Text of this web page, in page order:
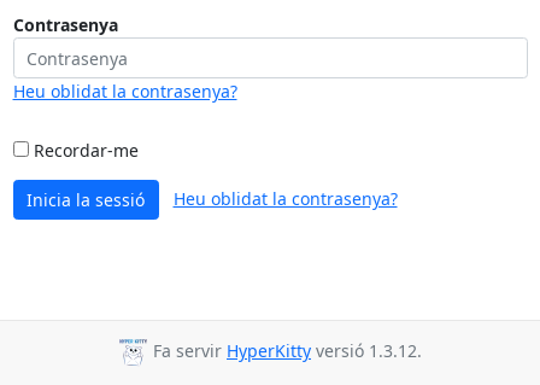
Contrasenya
Heu oblidat la contrasenya?
Recordar-me
Inicia la sessió Heu oblidat la contrasenya?
Fa servir HyperKitty versió 1.3.12.